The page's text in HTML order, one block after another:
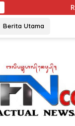
Ribuan Bendera
Berita Utama